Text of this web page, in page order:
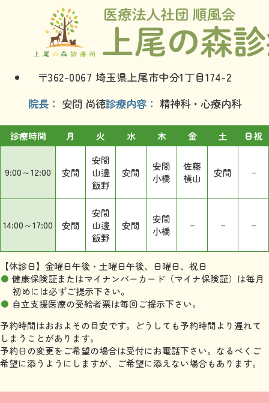
〒362-0067 埼玉県上尾市中分1丁目174-2
院長
安間 尚徳診療内容 精神科・心療内科
診療時間 月 火 水 木 金 土 日祝
9:00～12:00 安間
安間
山邊
飯野
安間
安間
小橋
佐藤
横山
安間 －
14:00～17:00 安間
安間
山邊
飯野
安間
安間
小橋
－ － －
【休診日】金曜日午後・土曜日午後、日曜日、祝日
健康保険証またはマイナンバーカード（マイナ保険証）は毎月
初めには必ずご提示下さい。
自立支援医療の受給者票は毎回ご提示下さい。
予約時間はおおよその目安です。どうしても予約時間より遅れて
しまうことがあります。
予約日の変更をご希望の場合は受付にお電話下さい。なるべくご
希望に添うようにしますが、ご希望に添えない場合もあります。